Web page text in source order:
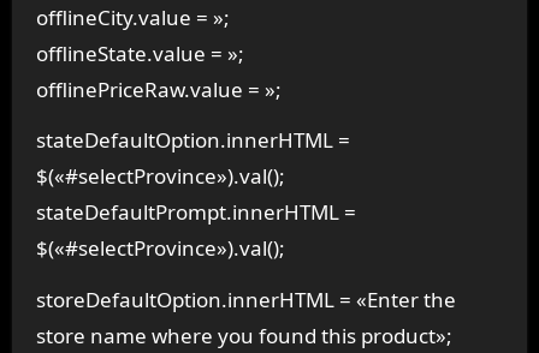
offlineCity.value = »;
offlineState.value = »;
offlinePriceRaw.value = »;
stateDefaultOption.innerHTML =
$(«#selectProvince»).val();
stateDefaultPrompt.innerHTML =
$(«#selectProvince»).val();
storeDefaultOption.innerHTML = «Enter the
store name where you found this product»;